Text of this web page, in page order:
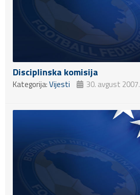
Disciplinska komisija
Kategorija:Vijesti 30. avgust 2007.